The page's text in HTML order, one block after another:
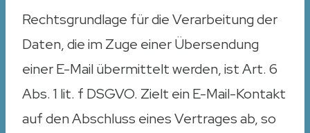
Rechtsgrundlage für die Verarbeitung der
Daten, die im Zuge einer Übersendung
einer E-Mail übermittelt werden, ist Art. 6
Abs. 1 lit. f DSGVO. Zielt ein E-Mail-Kontakt
auf den Abschluss eines Vertrages ab, so